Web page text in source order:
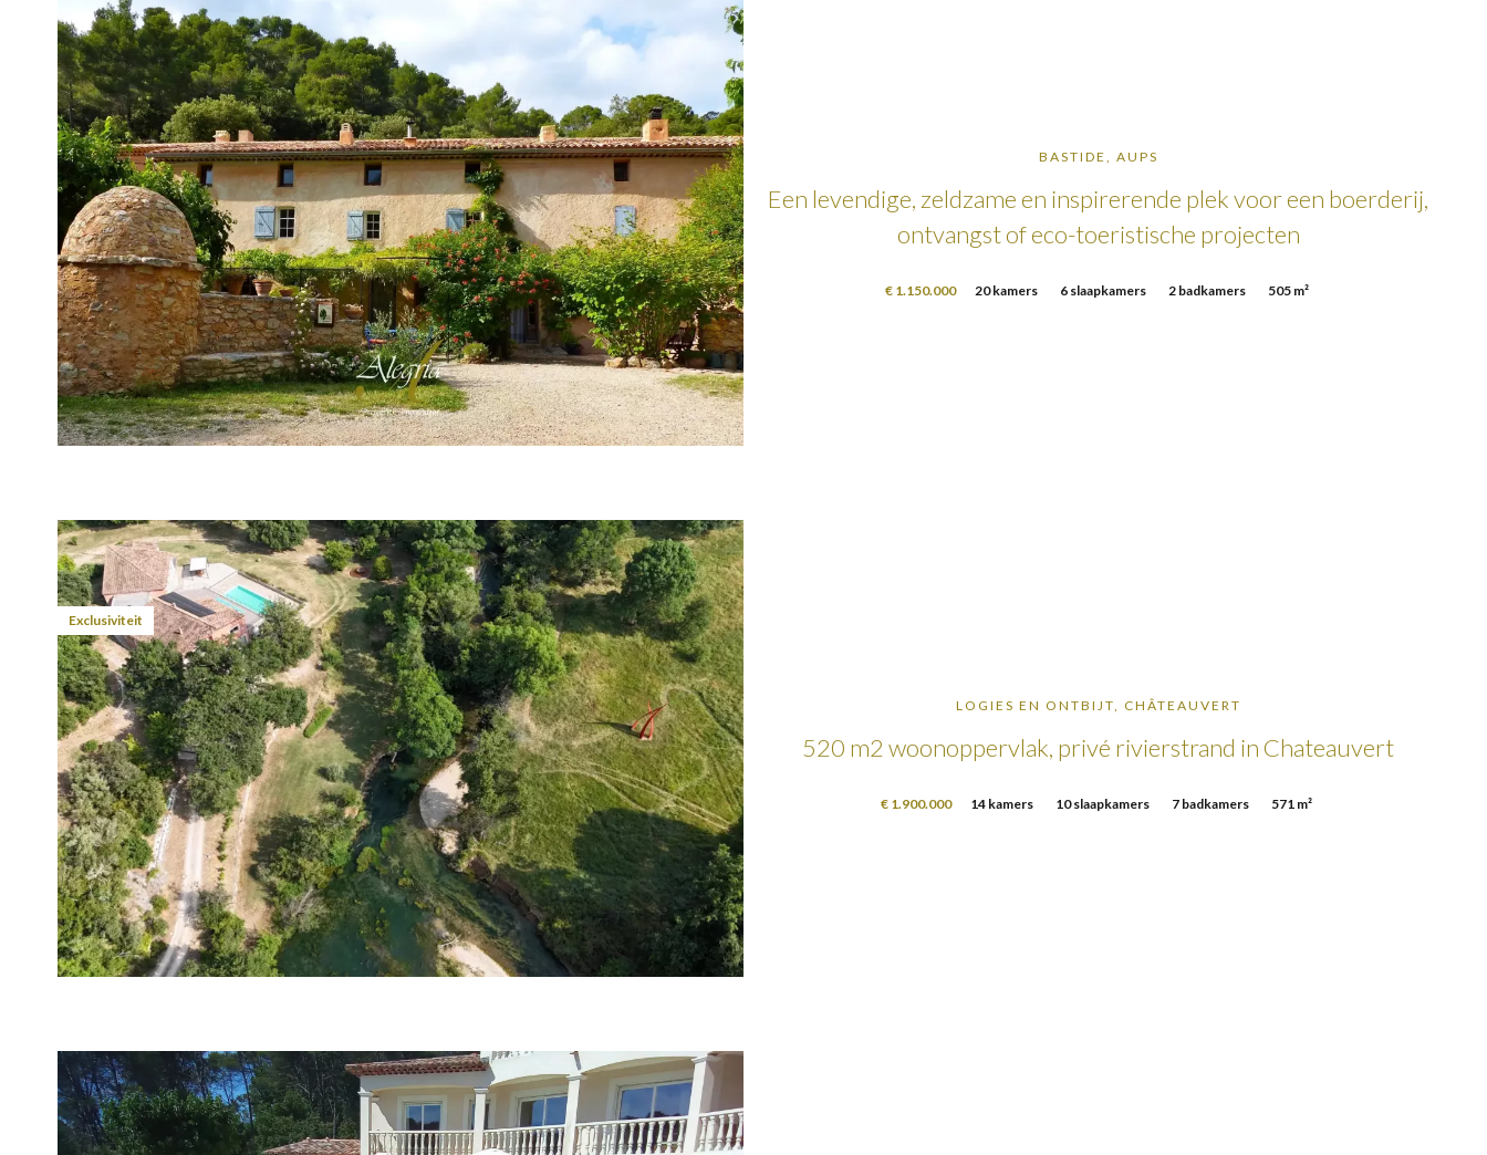
BASTIDE, AUPS
Een levendige, zeldzame en inspirerende plek voor een boerderij,
ontvangst of eco-toeristische projecten
€ 1.150.000 20 kamers 6 slaapkamers 2 badkamers 505 m²
LOGIES EN ONTBIJT, CHÂTEAUVERT
520 m2 woonoppervlak, privé rivierstrand in Chateauvert
€ 1.900.000 14 kamers 10 slaapkamers 7 badkamers 571 m²
Exclusiviteit